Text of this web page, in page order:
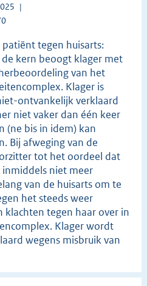
tegen huisarts:
kern beoogt klager met
van het
Klager is
ontvankelijk verklaard
niet vaker dan één keer
(ne bis in idem) kan
Bij afweging van de
tot het oordeel dat
niet meer
van de huisarts om te
het steeds weer
klachten tegen haar over in
Klager wordt
wegens misbruik van